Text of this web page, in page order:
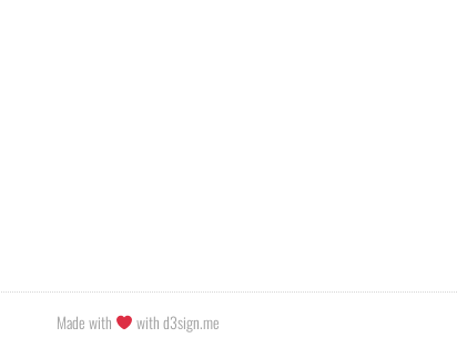
Made with with d3sign.me